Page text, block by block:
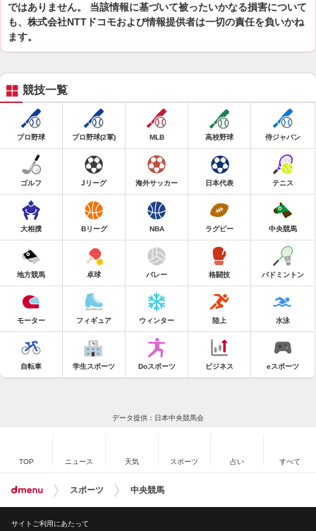
ではありません。 当該情報に基づいて被ったいかなる損害について
も、株式会社NTTドコモおよび情報提供者は一切の責任を負いかね
ます。
競技一覧
プロ野球 プロ野球(2軍) MLB 高校野球 侍ジャパン
ゴルフ Jリーグ 海外サッカー 日本代表 テニス
大相撲 Bリーグ NBA ラグビー 中央競馬
地方競馬 卓球 バレー 格闘技 バドミントン
モーター フィギュア ウィンター 陸上 水泳
自転車 学生スポーツ Doスポーツ ビジネス eスポーツ
データ提供：日本中央競馬会
TOP ニュース 天気 スポーツ 占い すべて
スポーツ 中央競馬
サイトご利用にあたって